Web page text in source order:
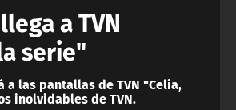
a TVN
serie"
a las pantallas de TVN "Celia,
inolvidables de TVN.